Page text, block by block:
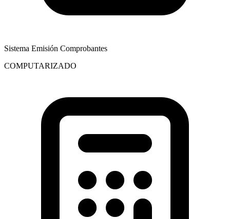
Sistema Emisión Comprobantes
COMPUTARIZADO